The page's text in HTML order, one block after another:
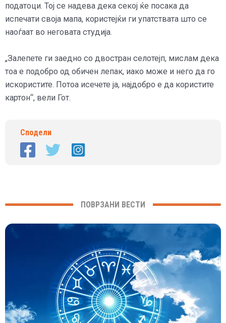
податоци. Тој се надева дека секој ќе посака да
испечати своја мапа, користејќи ги упатствата што се
наоѓаат во неговата студија.
„Залепете ги заедно со двостран селотејп, мислам дека
тоа е подобро од обичен лепак, иако може и него да го
искористите. Потоа исечете ја, најдобро е да користите
картон“, вели Гот.
Сподели
ПОВРЗАНИ ВЕСТИ